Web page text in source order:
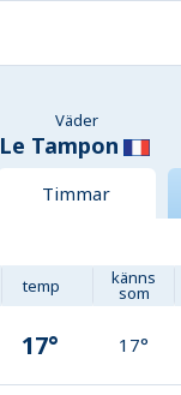
Väder
Le Tampon
Timmar
temp känns
som
17° 17°